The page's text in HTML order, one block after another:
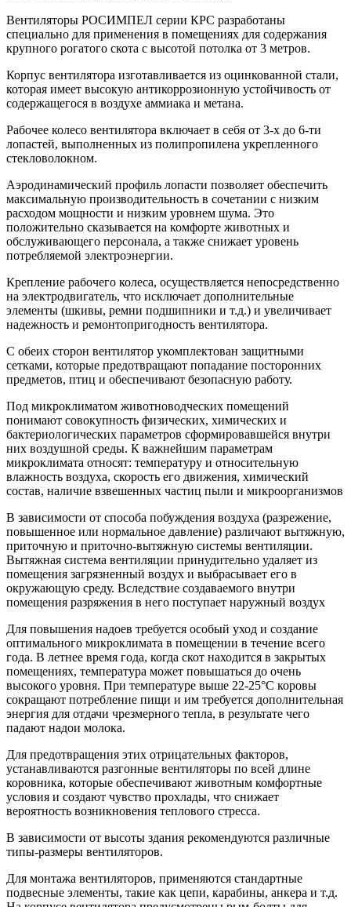
Вентиляторы РОСИМПЕЛ серии КРС разработаны
специально для применения в помещениях для содержания
крупного рогатого скота с высотой потолка от 3 метров.
Корпус вентилятора изготавливается из оцинкованной стали,
которая имеет высокую антикоррозионную устойчивость от
содержащегося в воздухе аммиака и метана.
Рабочее колесо вентилятора включает в себя от 3-х до 6-ти
лопастей, выполненных из полипропилена укрепленного
стекловолокном.
Аэродинамический профиль лопасти позволяет обеспечить
максимальную производительность в сочетании с низким
расходом мощности и низким уровнем шума. Это
положительно сказывается на комфорте животных и
обслуживающего персонала, а также снижает уровень
потребляемой электроэнергии.
Крепление рабочего колеса, осуществляется непосредственно
на электродвигатель, что исключает дополнительные
элементы (шкивы, ремни подшипники и т.д.) и увеличивает
надежность и ремонтопригодность вентилятора.
С обеих сторон вентилятор укомплектован защитными
сетками, которые предотвращают попадание посторонних
предметов, птиц и обеспечивают безопасную работу.
Под микроклиматом животноводческих помещений
понимают совокупность физических, химических и
бактериологических параметров сформировавшейся внутри
них воздушной среды. К важнейшим параметрам
микроклимата относят: температуру и относительную
влажность воздуха, скорость его движения, химический
состав, наличие взвешенных частиц пыли и микроорганизмов
В зависимости от способа побуждения воздуха (разрежение,
повышенное или нормальное давление) различают вытяжную,
приточную и приточно-вытяжную системы вентиляции.
Вытяжная система вентиляции принудительно удаляет из
помещения загрязненный воздух и выбрасывает его в
окружающую среду. Вследствие создаваемого внутри
помещения разряжения в него поступает наружный воздух
Для повышения надоев требуется особый уход и создание
оптимального микроклимата в помещении в течение всего
года. В летнее время года, когда скот находится в закрытых
помещениях, температура может повышаться до очень
высокого уровня. При температуре выше 22-25°C коровы
сокращают потребление пищи и им требуется дополнительная
энергия для отдачи чрезмерного тепла, в результате чего
падают надои молока.
Для предотвращения этих отрицательных факторов,
устанавливаются разгонные вентиляторы по всей длине
коровника, которые обеспечивают животным комфортные
условия и создают чувство прохлады, что снижает
вероятность возникновения теплового стресса.
В зависимости от высоты здания рекомендуются различные
типы-размеры вентиляторов.
Для монтажа вентиляторов, применяются стандартные
подвесные элементы, такие как цепи, карабины, анкера и т.д.